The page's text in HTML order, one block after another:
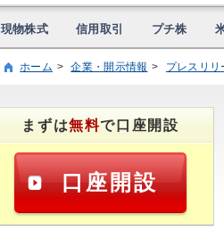
現物株式 信用取引 プチ株
ホーム 企業・開示情報 プレスリリ
まずは無料で口座開設
口座開設